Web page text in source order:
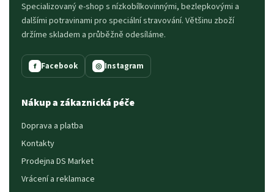
Specializovaný e-shop s nízkobílkovinnými, bezlepkovými a
dalšími potravinami pro speciální stravování. Většinu zboží
držíme skladem a průběžně odesíláme.
f Facebook ◎ Instagram
Nákup a zákaznická péče
Doprava a platba
Kontakty
Prodejna DS Market
Vrácení a reklamace